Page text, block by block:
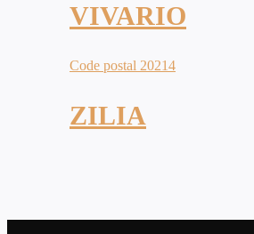
VIVARIO
Code postal 20214
ZILIA